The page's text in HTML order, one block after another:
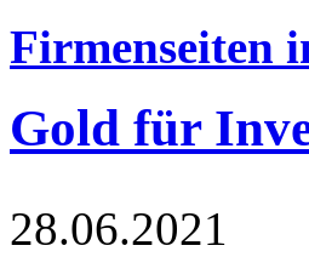
Firmenseiten
Gold für
28.06.2021